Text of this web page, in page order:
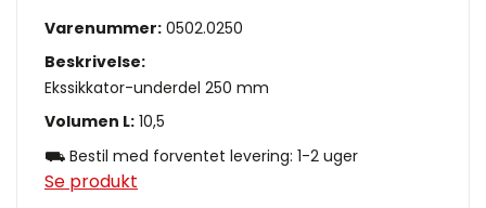
Varenummer: 0502.0250
Beskrivelse:
Ekssikkator-underdel 250 mm
Volumen L: 10,5
⛟ Bestil med forventet levering: 1-2 uger
Se produkt